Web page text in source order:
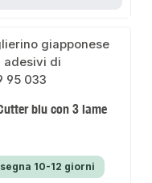
blu con 3 lame
10-12 giorni